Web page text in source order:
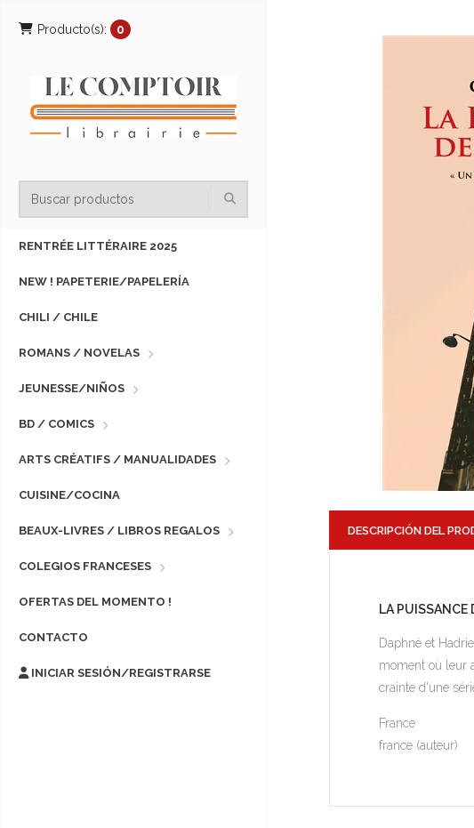
Producto(s): 0
RENTRÉE LITTÉRAIRE 2025
NEW ! PAPETERIE/PAPELERÍA
CHILI / CHILE
ROMANS / NOVELAS
JEUNESSE/NIÑOS
BD / COMICS
ARTS CRÉATIFS / MANUALIDADES
CUISINE/COCINA
BEAUX-LIVRES / LIBROS REGALOS
COLEGIOS FRANCESES
OFERTAS DEL MOMENTO !
CONTACTO
INICIAR SESIÓN/REGISTRARSE
DESCRIPCIÓN DEL
LA PUISSANCE
Daphné et
moment où leur
crainte d'une
France
france (auteur)